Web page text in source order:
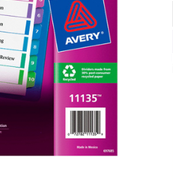
ENTREGA
GRATIS